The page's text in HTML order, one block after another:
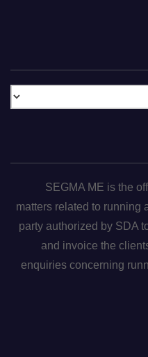
SEGMA ME is the
matters related to running
party authorized by SDA
and invoice the
enquiries concerning